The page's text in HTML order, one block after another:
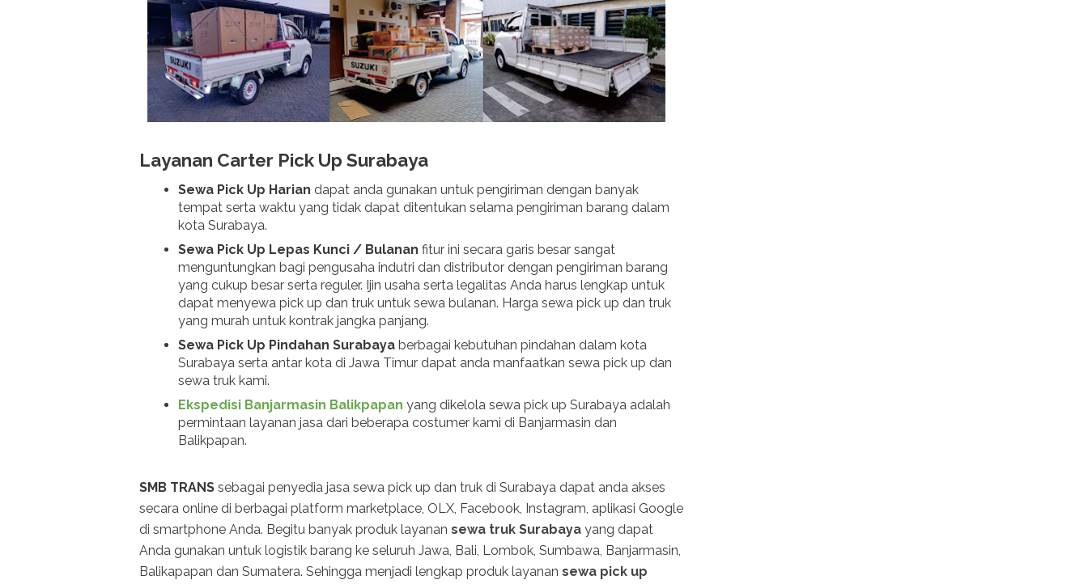
Layanan Carter Pick Up Surabaya
Sewa Pick Up Harian dapat anda gunakan untuk pengiriman dengan banyak
tempat serta waktu yang tidak dapat ditentukan selama pengiriman barang dalam
kota Surabaya.
Sewa Pick Up Lepas Kunci / Bulanan fitur ini secara garis besar sangat
menguntungkan bagi pengusaha indutri dan distributor dengan pengiriman barang
yang cukup besar serta reguler. Ijin usaha serta legalitas Anda harus lengkap untuk
dapat menyewa pick up dan truk untuk sewa bulanan. Harga sewa pick up dan truk
yang murah untuk kontrak jangka panjang.
Sewa Pick Up Pindahan Surabaya berbagai kebutuhan pindahan dalam kota
Surabaya serta antar kota di Jawa Timur dapat anda manfaatkan sewa pick up dan
sewa truk kami.
Ekspedisi Banjarmasin Balikpapan yang dikelola sewa pick up Surabaya adalah
permintaan layanan jasa dari beberapa costumer kami di Banjarmasin dan
Balikpapan.
SMB TRANS sebagai penyedia jasa sewa pick up dan truk di Surabaya dapat anda akses
secara online di berbagai platform marketplace, OLX, Facebook, Instagram, aplikasi Google
di smartphone Anda. Begitu banyak produk layanan sewa truk Surabaya yang dapat
Anda gunakan untuk logistik barang ke seluruh Jawa, Bali, Lombok, Sumbawa, Banjarmasin,
Balikapapan dan Sumatera. Sehingga menjadi lengkap produk layanan sewa pick up